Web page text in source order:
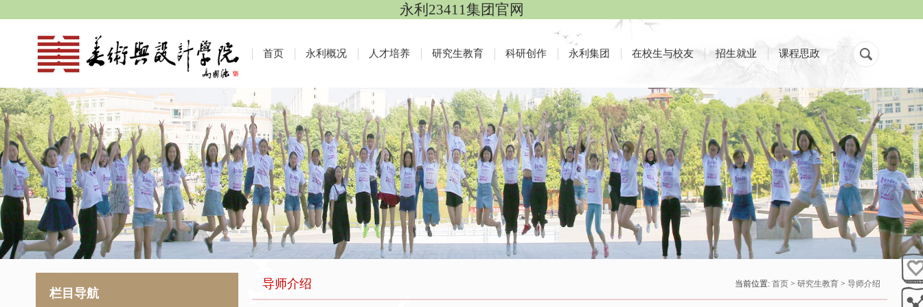
永利23411集团官网
首页 永利概况 人才培养 研究生教育 科研创作 永利集团 在校生与校友 招生就业 课程思政
栏目导航
导师介绍 当前位置: 首页> 研究生教育> 导师介绍